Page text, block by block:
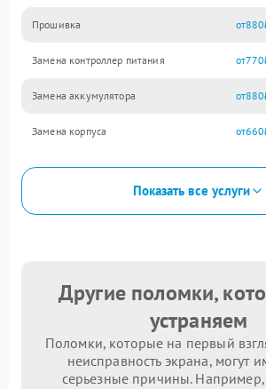
Прошивка 880
Замена контроллер питания 770
Замена аккумулятора 880
Замена корпуса 660
Показать все услуги
Другие поломки,
устраняем
Поломки, которые на первый
неисправность экрана, могут
серьезные причины.